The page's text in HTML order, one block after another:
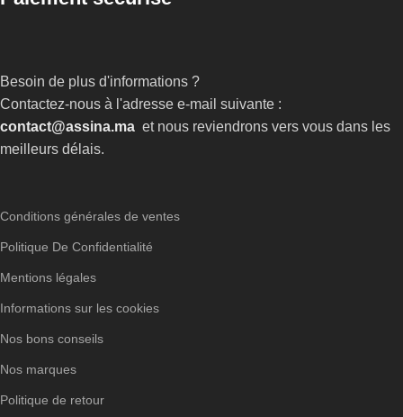
Conditions générales de ventes
Politique De Confidentialité
Mentions légales
Informations sur les cookies
Nos bons conseils
Nos marques
Politique de retour
Besoin de plus d'informations ?
Contactez-nous à l'adresse e-mail suivante :
contact@assina.ma et nous reviendrons vers vous dans les
meilleurs délais.